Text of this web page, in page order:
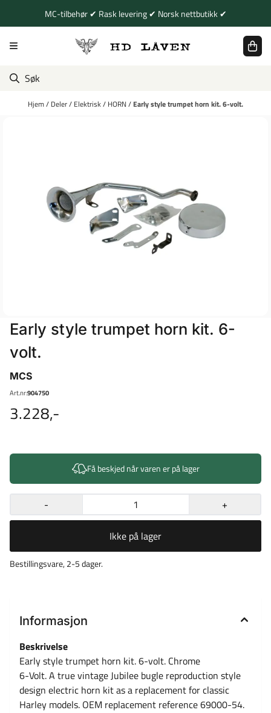
Hopp til innholdMC-tilbehør ✔ Rask levering ✔ Norsk nettbutikk ✔
Hjem/ Deler/ Elektrisk/ HORN / Early style trumpet horn kit. 6-volt.
Early style trumpet horn kit. 6-
volt.
MCS
Art.nr:904750
3.228,-
Få beskjed når varen er på lager
- +
Ikke på lager
Bestillingsvare, 2-5 dager.
Informasjon
Beskrivelse
Early style trumpet horn kit. 6-volt. Chrome
6-Volt. A true vintage Jubilee bugle reproduction style
design electric horn kit as a replacement for classic
Harley models. OEM replacement reference 69000-54.